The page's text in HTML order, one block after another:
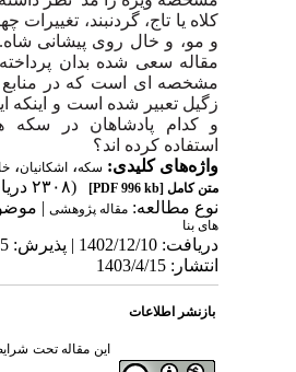
کلاه یا تاج، گردنبند،
و مو، و خال روی پیشانی شاه.
مقاله سعی شده بدان
مشخصه ای است که در
زگیل تعبیر شده است و
و کدام پادشاهان در سکه
استفاده کرده اند؟
واژه‌های کلیدی: سکه، اشکانیان،
متن کامل [PDF 996 kb]
(۲۳۰۸ دریافت)
نوع مطالعه: مقاله پژوهشی|
های بنا
انتشار: 1403/4/15
بازنشر اطلاعات
این مقاله تحت